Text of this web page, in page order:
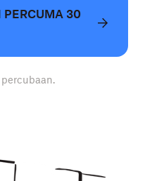
PERCUMA 30